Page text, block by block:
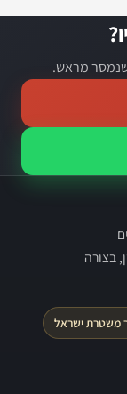
שנמסר מראש.
בצורה
משטרת ישראל